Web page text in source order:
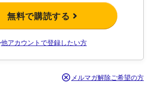
無料で購読する
他アカウントで登録したい方
メルマガ解除ご希望の方